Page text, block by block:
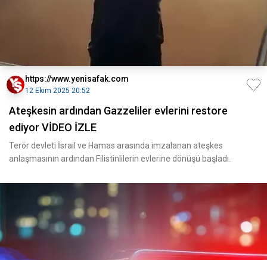
https://www.yenisafak.com
12 Ekim 2025 20:52
Ateşkesin ardından Gazzeliler evlerini restore
ediyor VİDEO İZLE
Terör devleti İsrail ve Hamas arasında imzalanan ateşkes
anlaşmasının ardından Filistinlilerin evlerine dönüşü başladı.